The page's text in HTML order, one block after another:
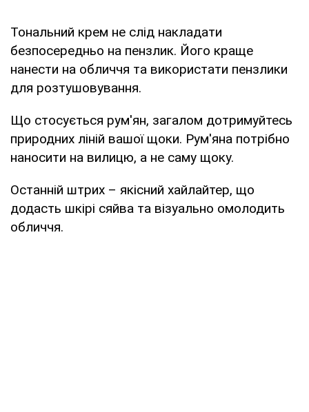
Тональний крем не слід накладати
безпосередньо на пензлик. Його краще
нанести на обличчя та використати пензлики
для розтушовування.
Що стосується рум'ян, загалом дотримуйтесь
природних ліній вашої щоки. Рум'яна потрібно
наносити на вилицю, а не саму щоку.
Останній штрих – якісний хайлайтер, що
додасть шкірі сяйва та візуально омолодить
обличчя.